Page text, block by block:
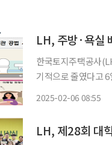
LH, 주방·욕실
한국토지주택공사
기적으로 줄였다고 6일 밝혔다. LH는 올해부터 화장실 배수
2025-02-06 08:55
LH, 제28회 대